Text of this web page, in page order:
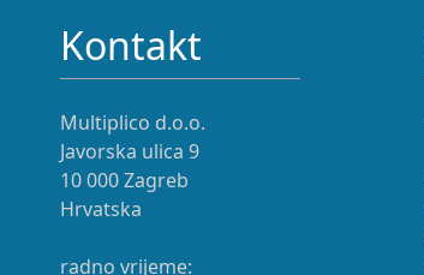
Kontakt
Multiplico d.o.o.
Javorska ulica 9
10 000 Zagreb
Hrvatska
radno vrijeme: